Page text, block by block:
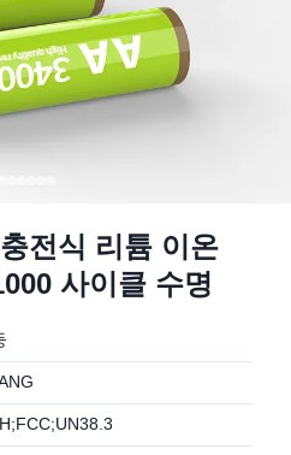
전식 리튬 이온
사이클 수명